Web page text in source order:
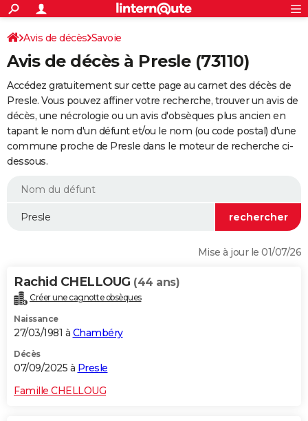
ACTUALITÉS
Politique
Société
Faits Divers
Education
Monde
Villes
+
SPORT
Coupe du monde 2026
Football
Tennis
Cyclisme
Rugby
Forum
Programme TV
TNT
Streaming
Cinéma
Sorties cinéma
Musique
+
FINANCE
Retraite
Epargne
Immobilier
Risques naturels par ville
Assurance
AUTO
Essais
Réserver un essai
Citadines
Berlines
SUV
Forum auto
+
HIGH-TECH
BRICOLAGE
WEEK-END
Alimentation
Guide de la santé
Maladies
Médicaments
Sommeil
VOYAGE
Destinations
City break
Voyage nature
Voyage de noces
Forum
Climat
+PHOTO
GUIDES D'ACHAT
Avis de décès Savoie
Avis de décès à Presle (73110)
Accédez gratuitement sur cette page au carnet des décès de
Presle. Vous pouvez affiner votre recherche, trouver un avis de
décès, une nécrologie ou un avis d'obsèques plus ancien en
tapant le nom d'un défunt et/ou le nom (ou code postal) d'une
commune proche de Presle dans le moteur de recherche ci-
dessous.
Mise à jour le 01/07/26
Rachid CHELLOUG (44 ans)
Créer une cagnotte obsèques
Naissance
27/03/1981 à Chambéry
Décès
07/09/2025 à Presle
Famille CHELLOUG